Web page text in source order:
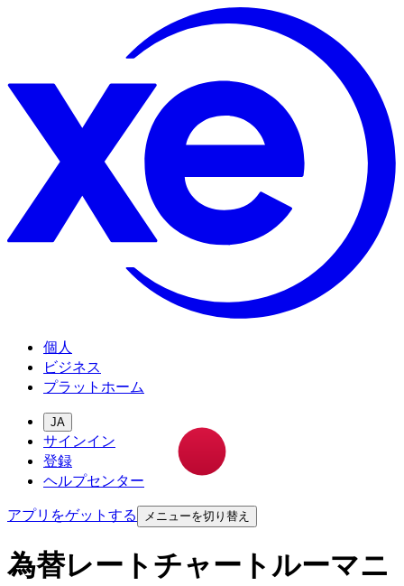
個人
ビジネス
プラットホーム
JA
サインイン
登録
ヘルプセンター
アプリをゲットする
メニューを切り替え
為替レートチャートルーマニ